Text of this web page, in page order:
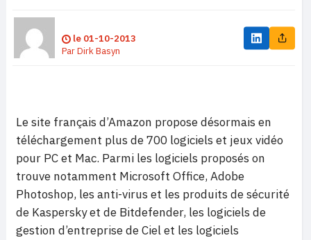
le 01-10-2013
ParDirk Basyn
Le site français d’Amazon propose désormais en
téléchargement plus de 700 logiciels et jeux vidéo
pour PC et Mac. Parmi les logiciels proposés on
trouve notamment Microsoft Office, Adobe
Photoshop, les anti-virus et les produits de sécurité
de Kaspersky et de Bitdefender, les logiciels de
gestion d’entreprise de Ciel et les logiciels